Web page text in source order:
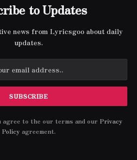
to Updates
news from Lyricsgoo about daily
updates.
agree to the our terms and our Privacy
Policyagreement.